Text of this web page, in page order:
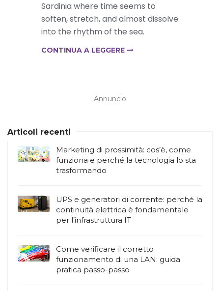
Sardinia where time seems to
soften, stretch, and almost dissolve
into the rhythm of the sea.
CONTINUA A LEGGERE
Annuncio
Articoli recenti
Marketing di prossimità: cos’è, come
funziona e perché la tecnologia lo sta
trasformando
UPS e generatori di corrente: perché la
continuità elettrica è fondamentale
per l’infrastruttura IT
Come verificare il corretto
funzionamento di una LAN: guida
pratica passo-passo